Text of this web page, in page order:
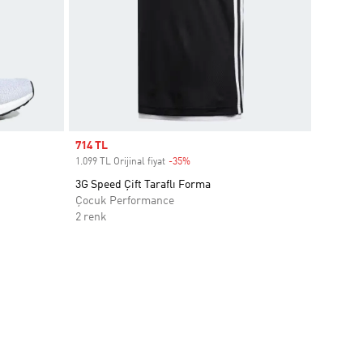
Sale price
714 TL
1.099 TL Orijinal fiyat -35%Discount
3G Speed Çift Taraflı Forma
Çocuk Performance
2 renk